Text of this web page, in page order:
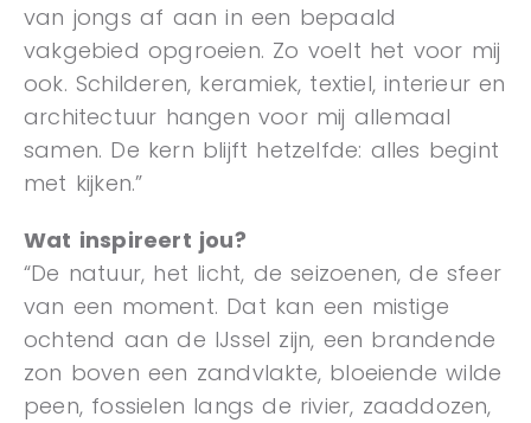
van jongs af aan in een bepaald
vakgebied opgroeien. Zo voelt het voor mij
ook. Schilderen, keramiek, textiel, interieur en
architectuur hangen voor mij allemaal
samen. De kern blijft hetzelfde: alles begint
met kijken.”
Wat inspireert jou?
“De natuur, het licht, de seizoenen, de sfeer
van een moment. Dat kan een mistige
ochtend aan de IJssel zijn, een brandende
zon boven een zandvlakte, bloeiende wilde
peen, fossielen langs de rivier, zaaddozen,